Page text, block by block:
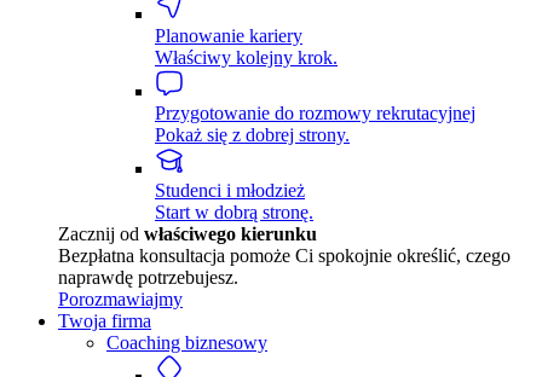
Planowanie kariery
Właściwy kolejny krok.
Przygotowanie do rozmowy rekrutacyjnej
Pokaż się z dobrej strony.
Studenci i młodzież
Start w dobrą stronę.
Zacznij od właściwego kierunku
Bezpłatna konsultacja pomoże Ci spokojnie określić, czego
naprawdę potrzebujesz.
Porozmawiajmy
Twoja firma
Coaching biznesowy